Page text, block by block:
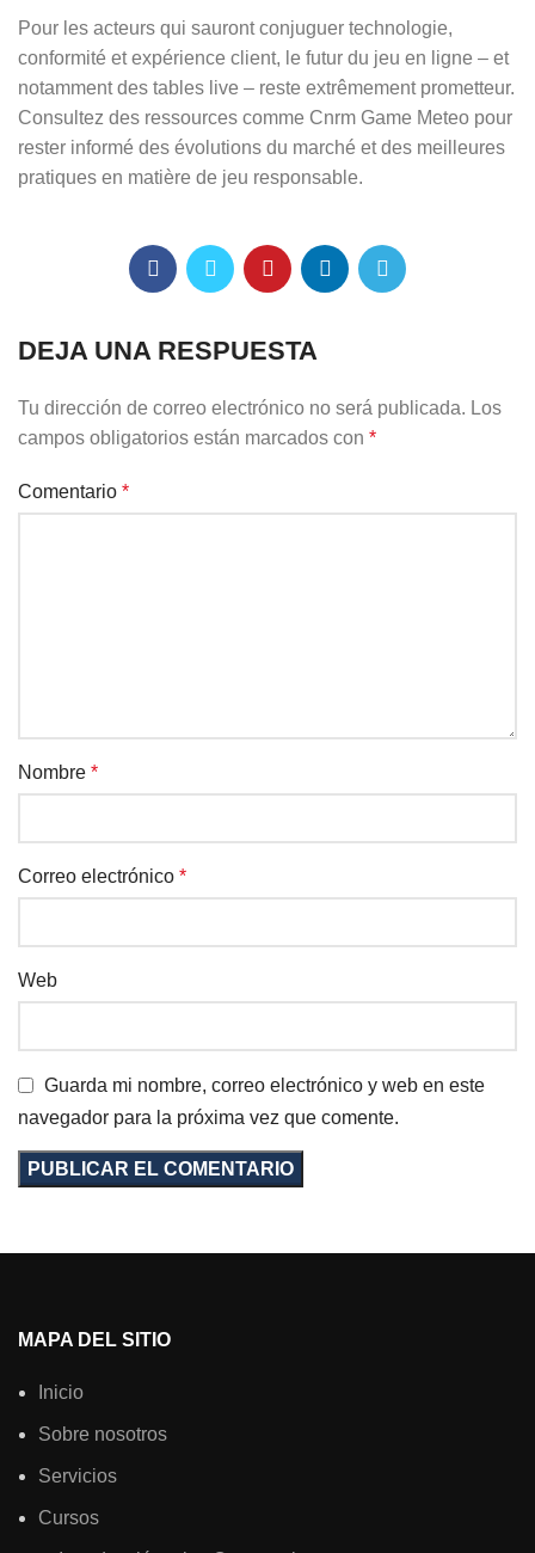
Pour les acteurs qui sauront conjuguer technologie,
conformité et expérience client, le futur du jeu en ligne – et
notamment des tables live – reste extrêmement prometteur.
Consultez des ressources comme Cnrm Game Meteo pour
rester informé des évolutions du marché et des meilleures
pratiques en matière de jeu responsable.
DEJA UNA RESPUESTA
Tu dirección de correo electrónico no será publicada. Los
campos obligatorios están marcados con *
Comentario *
Nombre *
Correo electrónico *
Web
Guarda mi nombre, correo electrónico y web en este
navegador para la próxima vez que comente.
MAPA DEL SITIO
Inicio
Sobre nosotros
Servicios
Cursos